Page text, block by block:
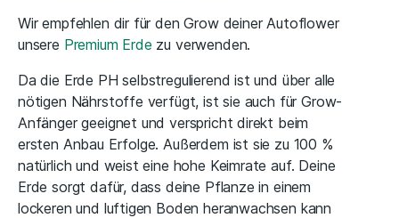
Wir empfehlen dir für den Grow deiner Autoflower
unsere Premium Erde zu verwenden.
Da die Erde PH selbstregulierend ist und über alle
nötigen Nährstoffe verfügt, ist sie auch für Grow-
Anfänger geeignet und verspricht direkt beim
ersten Anbau Erfolge. Außerdem ist sie zu 100 %
natürlich und weist eine hohe Keimrate auf. Deine
Erde sorgt dafür, dass deine Pflanze in einem
lockeren und luftigen Boden heranwachsen kann